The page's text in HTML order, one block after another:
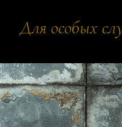
Для особых